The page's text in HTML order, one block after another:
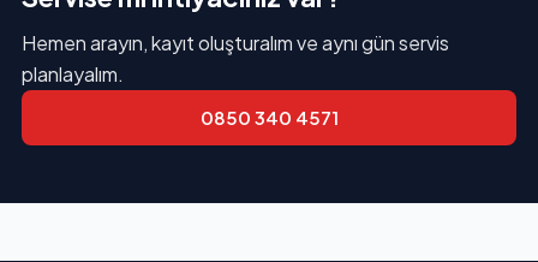
Hemen arayın, kayıt oluşturalım ve aynı gün servis
planlayalım.
0850 340 4571